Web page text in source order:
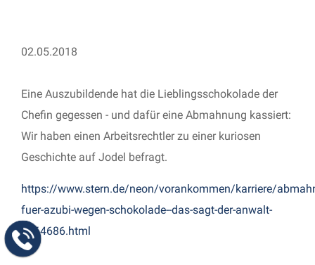
02.05.2018
Eine Auszubildende hat die Lieblingsschokolade der
Chefin gegessen - und dafür eine Abmahnung kassiert:
Wir haben einen Arbeitsrechtler zu einer kuriosen
Geschichte auf Jodel befragt.
https://www.stern.de/neon/vorankommen/karriere/
fuer-azubi-wegen-schokolade--das-sagt-der-anwalt-
7964686.html